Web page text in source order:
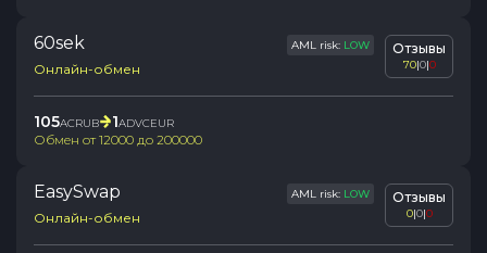
60sek AML risk: LOW
Онлайн-обмен
Отзывы
70|0|0
105ACRUB 1ADVCEUR
Обмен от12000 до 200000
EasySwap AML risk: LOW
Онлайн-обмен
Отзывы
0|0|0